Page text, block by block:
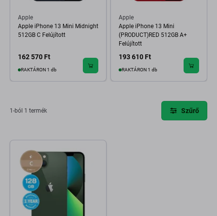
Apple
Apple iPhone 13 Mini Midnight
512GB C Felújított
162 570 Ft
RAKTÁRON 1 db
Apple
Apple iPhone 13 Mini
(PRODUCT)RED 512GB A+
Felújított
193 610 Ft
RAKTÁRON 1 db
1-ból 1 termék Szűrő